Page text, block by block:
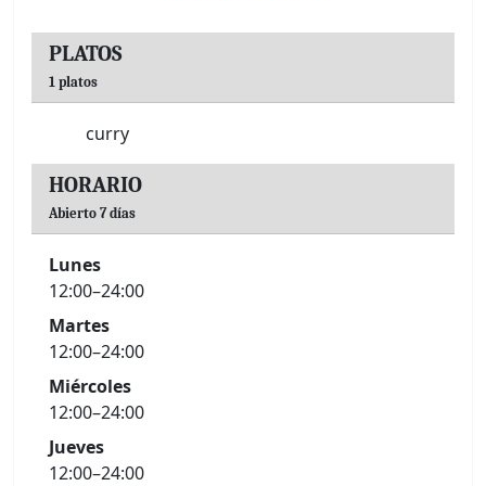
PLATOS
1 platos
curry
HORARIO
Abierto 7 días
Lunes
12:00–24:00
Martes
12:00–24:00
Miércoles
12:00–24:00
Jueves
12:00–24:00